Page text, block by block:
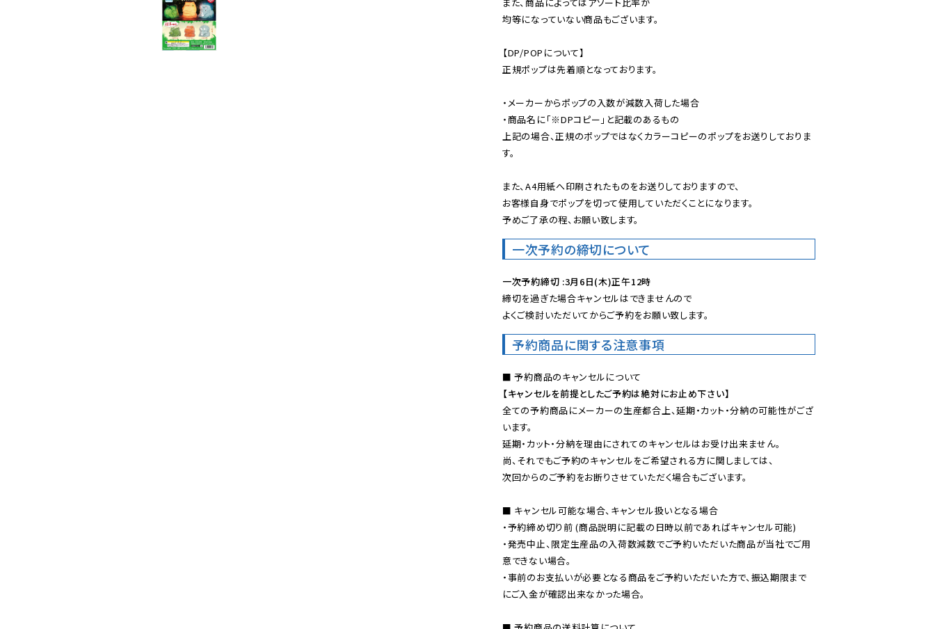
均等になっていない商品もございます。
【DP/POPについて】
正規ポップは先着順となっております。
・メーカーからポップの入数が減数入荷した場合
・商品名に「※DPコピー」と記載のあるもの
上記の場合、正規のポップではなくカラーコピーのポップをお送りしておりま
す。
また、A4用紙へ印刷されたものをお送りしておりますので、
お客様自身でポップを切って使用していただくことになります。
予めご了承の程、お願い致します。
一次予約の締切について
一次予約締切 :3月6日(木)正午12時
締切を過ぎた場合キャンセルはできませんので
よくご検討いただいてからご予約をお願い致します。
予約商品に関する注意事項
【キャンセルを前提としたご予約は絶対にお止め下さい】
全ての予約商品にメーカーの生産都合上、延期・カット・分納の可能性がござ
います。
延期・カット・分納を理由にされてのキャンセルはお受け出来ません。
尚、それでもご予約のキャンセルをご希望される方に関しましては、
次回からのご予約をお断りさせていただく場合もございます。
■ キャンセル可能な場合、キャンセル扱いとなる場合
・予約締め切り前 (商品説明に記載の日時以前であればキャンセル可能)
・発売中止、限定生産品の入荷数減数でご予約いただいた商品が当社でご用
意できない場合。
・事前のお支払いが必要となる商品をご予約いただいた方で、振込期限まで
にご入金が確認出来なかった場合。